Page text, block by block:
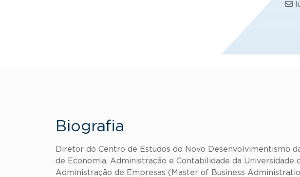
Biografia
Diretor do Centro de Estudos do Novo Desenvolvimentismo
de Economia, Administração e Contabilidade da
Administração de Empresas (Master of Business